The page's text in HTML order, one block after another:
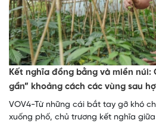
Kết nghĩa đồng bằng và miền núi:
gần” khoảng cách các vùng sau
VOV4-Từ những cái bắt tay gỡ khó
xuống phố, chủ trương kết nghĩa